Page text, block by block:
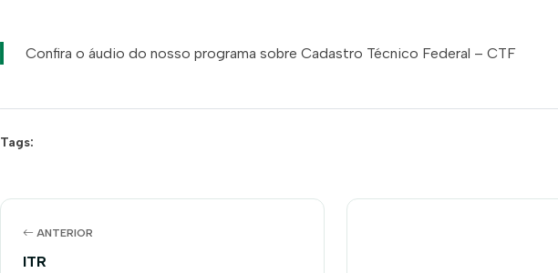
Confira o áudio do nosso programa sobre Cadastro Técnico Federal – CTF
Tags:
ANTERIOR
ITR